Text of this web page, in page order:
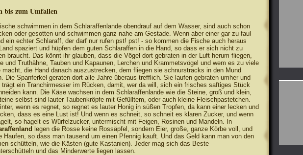
bis zum Umfallen
schwimmen in dem Schlaraffenlande obendrauf auf dem Wasser, sind auch schon
oder gesotten und schwimmen ganz nahe am Gestade. Wenn aber einer gar zu faul
ein echter Schlaraff, der darf nur rufen pst! pst! - so kommen die Fische auch heraus
spaziert und hüpfen dem guten Schlaraffen in die Hand, so dass er sich nicht zu
braucht. Das könnt ihr glauben, dass die Vögel dort gebraten in der Luft herum fliegen,
und Truthähne, Tauben und Kapaunen, Lerchen und Krammetsvögel und wem es zu viele
macht, die Hand danach auszustrecken, dem fliegen sie schnurstracks in den Mund
Die Spanferkel geraten dort alle Jahre überaus trefflich. Sie laufen gebraten umher und
trägt ein Tranchirmesser im Rücken, damit, wer da will, sich ein frisches saftiges Stück
kann. Die Käse wachsen in dem Schlaraffenlande wie die Steine, groß und klein,
selbst sind lauter Taubenkröpfe mit Gefülltem, oder auch kleine Fleischpastetchen.
wenn es regnet, so regnet es lauter Honig in süßen Tropfen, da kann einer lecken und
dass es eine Lust ist! Und wenn es schneit, so schneit es klaren Zucker, und wenn
so hagelt es Würfelzucker, untermischt mit Feigen, Rosinen und Mandeln. In
legen die Rosse keine Rossäpfel, sondern Eier, große, ganze Körbe voll, und
Haufen, so dass man tausend um einen Pfennig kauft. Und das Geld kann man von den
schütteln, wie die Kästen (gute Kastanien). Jeder mag sich das Beste
und das Minderwerte liegen lassen.